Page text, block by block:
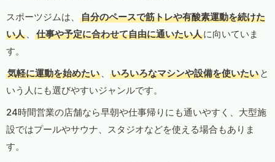
スポーツジムは、
自分のペースで筋トレや有酸素運動を続けた
い人 、 仕事や予定に合わせて自由に通いたい人に向いていま
す。
気軽に運動を始めたい 、 いろいろなマシンや設備を使いたい と
いう人にも選びやすいジャンルです。
24時間営業の店舗なら早朝や仕事帰りにも通いやすく、大型施
設ではプールやサウナ、スタジオなどを使える場合もありま
す。